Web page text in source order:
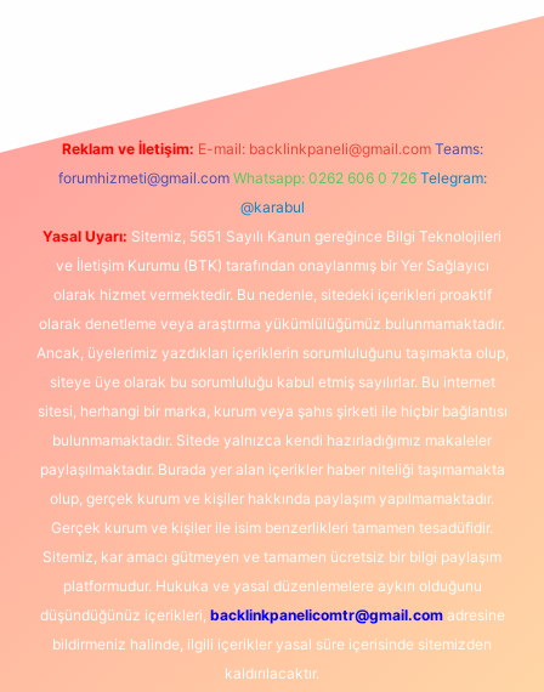
Reklam ve İletişim: E-mail: backlinkpaneli@gmail.com Teams:
forumhizmeti@gmail.com Whatsapp: 0262 606 0 726 Telegram:
@karabul
Yasal Uyarı: Sitemiz, 5651 Sayılı Kanun gereğince Bilgi Teknolojileri
ve İletişim Kurumu (BTK) tarafından onaylanmış bir Yer Sağlayıcı
olarak hizmet vermektedir. Bu nedenle, sitedeki içerikleri proaktif
olarak denetleme veya araştırma yükümlülüğümüz bulunmamaktadır.
Ancak, üyelerimiz yazdıkları içeriklerin sorumluluğunu taşımakta olup,
siteye üye olarak bu sorumluluğu kabul etmiş sayılırlar. Bu internet
sitesi, herhangi bir marka, kurum veya şahıs şirketi ile hiçbir bağlantısı
bulunmamaktadır. Sitede yalnızca kendi hazırladığımız makaleler
paylaşılmaktadır. Burada yer alan içerikler haber niteliği taşımamakta
olup, gerçek kurum ve kişiler hakkında paylaşım yapılmamaktadır.
Gerçek kurum ve kişiler ile isim benzerlikleri tamamen tesadüfidir.
Sitemiz, kar amacı gütmeyen ve tamamen ücretsiz bir bilgi paylaşım
platformudur. Hukuka ve yasal düzenlemelere aykırı olduğunu
düşündüğünüz içerikleri, backlinkpanelicomtr@gmail.comadresine
bildirmeniz halinde, ilgili içerikler yasal süre içerisinde sitemizden
kaldırılacaktır.